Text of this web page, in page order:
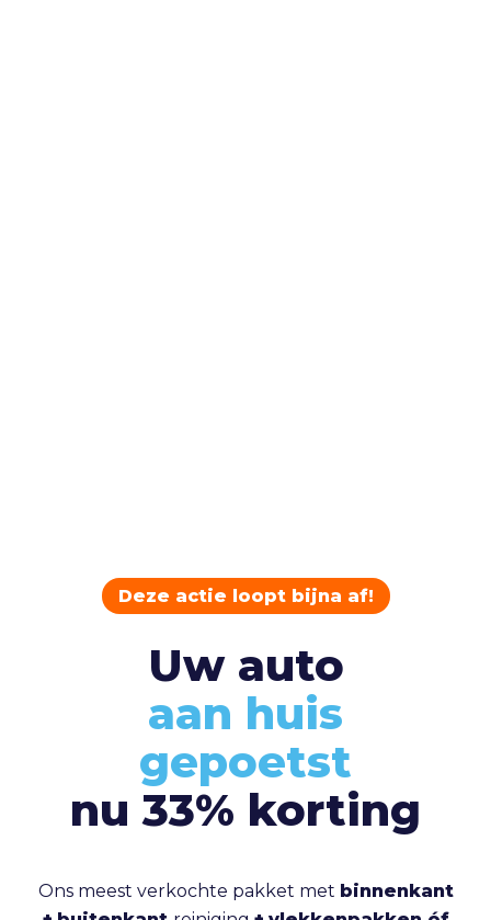
Deze actie loopt bijna af!
Uw auto
aan huis
gepoetst
nu 33% korting
Ons meest verkochte pakket met binnenkant